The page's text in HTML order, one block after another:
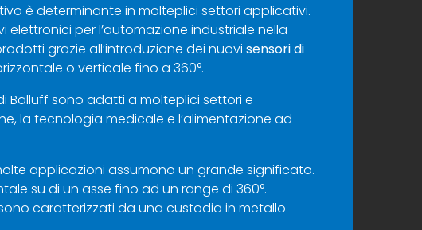
è determinante in molteplici settori applicativi.
elettronici per l’automazione industriale nella
grazie all’introduzione dei nuovi sensori di
o verticale fino a 360°.
Balluff sono adatti a molteplici settori e
la tecnologia medicale e l’alimentazione ad
applicazioni assumono un grande significato.
su di un asse fino ad un range di 360°.
caratterizzati da una custodia in metallo